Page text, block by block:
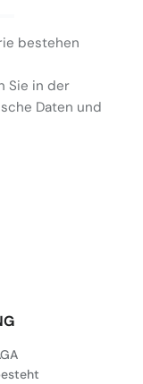
bestehen
Sie in der
Daten und